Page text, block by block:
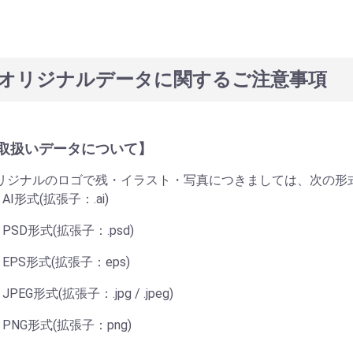
リジナルデータに関するご注意事項
扱いデータについて】
ジナルのロゴで残・イラスト・写真につきましては、次の
AI形式(拡張子：.ai)
PSD形式(拡張子：.psd)
EPS形式(拡張子：eps)
JPEG形式(拡張子：.jpg / .jpeg)
PNG形式(拡張子：png)